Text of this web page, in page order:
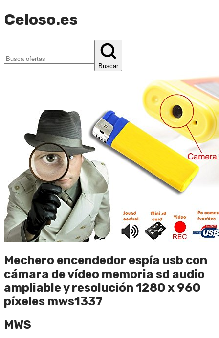
Celoso.es
Buscar
Mechero encendedor espía usb con
cámara de vídeo memoria sd audio
ampliable y resolución 1280 x 960
píxeles mws1337
MWS